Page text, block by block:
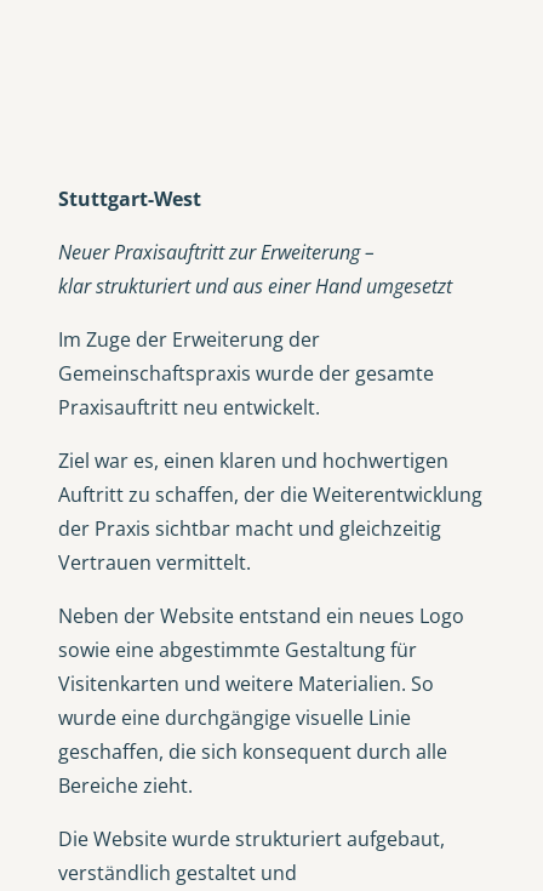
Stuttgart-West
Neuer Praxisauftritt zur Erweiterung –
klar strukturiert und aus einer Hand umgesetzt
Im Zuge der Erweiterung der
Gemeinschaftspraxis wurde der gesamte
Praxisauftritt neu entwickelt.
Ziel war es, einen klaren und hochwertigen
Auftritt zu schaffen, der die Weiterentwicklung
der Praxis sichtbar macht und gleichzeitig
Vertrauen vermittelt.
Neben der Website entstand ein neues Logo
sowie eine abgestimmte Gestaltung für
Visitenkarten und weitere Materialien. So
wurde eine durchgängige visuelle Linie
geschaffen, die sich konsequent durch alle
Bereiche zieht.
Die Website wurde strukturiert aufgebaut,
verständlich gestaltet und